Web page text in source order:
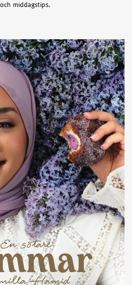
middagstips.